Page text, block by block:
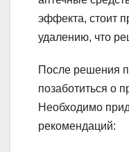
эффекта, стоит
удалению, что
После решения
позаботиться о
Необходимо
рекомендаций: